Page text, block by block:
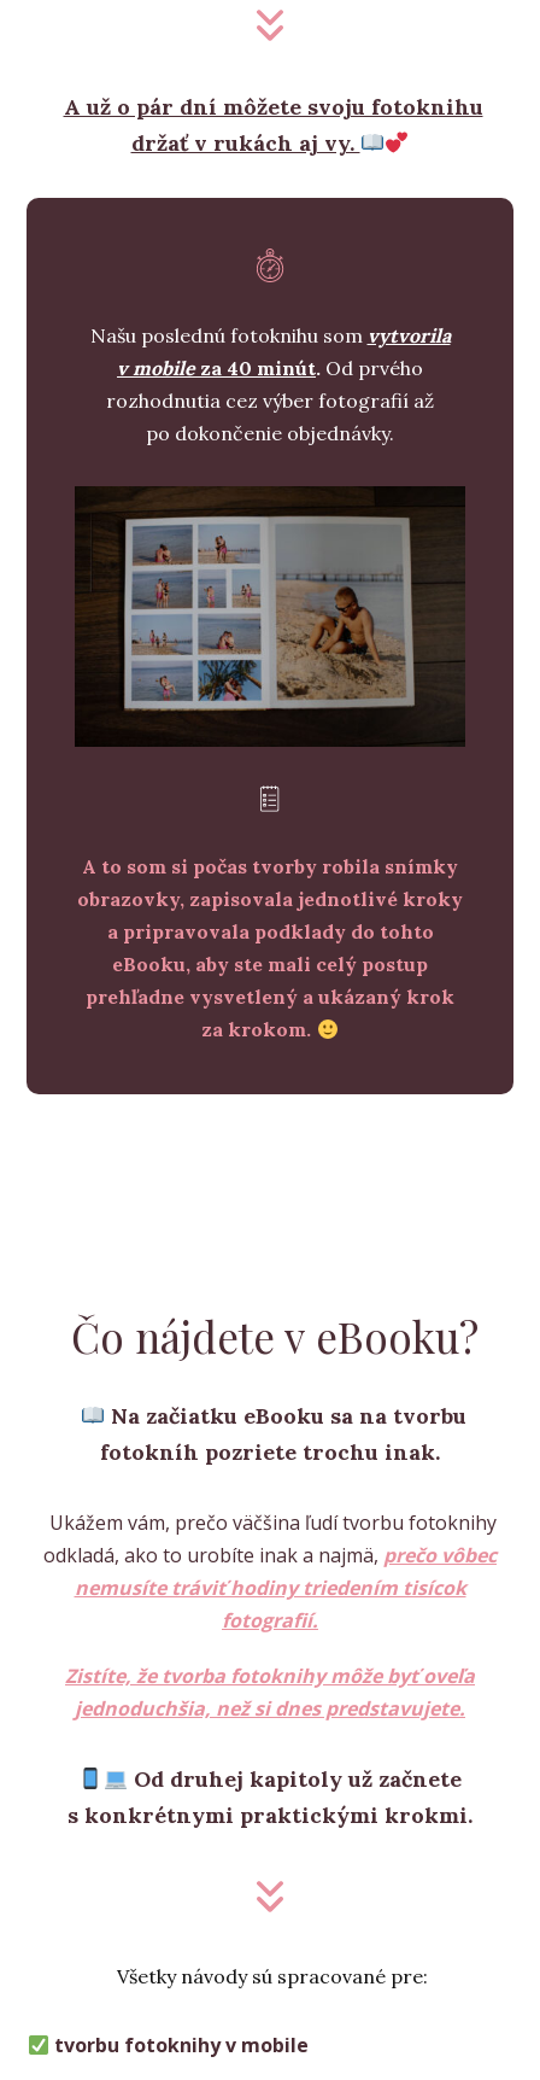
A už o pár dní môžete svoju fotoknihu
držať v rukách aj vy.
Našu poslednú fotoknihu som vytvorila
v mobileza 40 minút. Od prvého
rozhodnutia cez výber fotografií až
po dokončenie objednávky.
A to som si počas tvorby robila snímky
obrazovky, zapisovala jednotlivé kroky
a pripravovala podklady do tohto
eBooku, aby ste mali celý postup
prehľadne vysvetlený a ukázaný krok
za krokom.
Čo nájdete v eBooku?
Na začiatku eBooku sa na tvorbu
fotokníh pozriete trochu inak.
Ukážem vám, prečo väčšina ľudí tvorbu fotoknihy
odkladá, ako to urobíte inak a najmä, prečo vôbec
nemusíte tráviť hodiny triedením tisícok
fotografií.
Zistíte, že tvorba fotoknihy môže byť oveľa
jednoduchšia, než si dnes predstavujete.
Od druhej kapitoly už začnete
s konkrétnymi praktickými krokmi.
Všetky návody sú spracované pre:
tvorbu fotoknihy v mobile